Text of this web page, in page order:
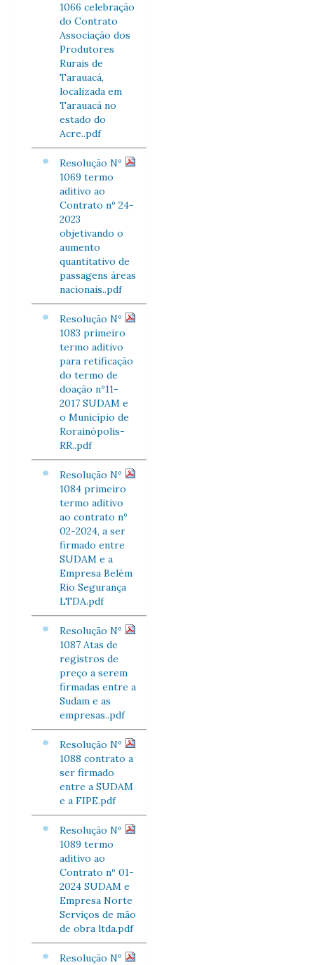
1066 celebração
do Contrato
Associação dos
Produtores
Rurais de
Tarauacá,
localizada em
Tarauacá no
estado do
Acre..pdf
Resolução Nº
1069 termo
aditivo ao
Contrato nº 24-
2023
objetivando o
aumento
quantitativo de
passagens áreas
nacionais..pdf
Resolução Nº
1083 primeiro
termo aditivo
para retificação
do termo de
doação nº11-
2017 SUDAM e
o Município de
Rorainópolis-
RR..pdf
Resolução Nº
1084 primeiro
termo aditivo
ao contrato nº
02-2024, a ser
firmado entre
SUDAM e a
Empresa Belém
Rio Segurança
LTDA.pdf
Resolução Nº
1087 Atas de
registros de
preço a serem
firmadas entre a
Sudam e as
empresas..pdf
Resolução Nº
1088 contrato a
ser firmado
entre a SUDAM
e a FIPE.pdf
Resolução Nº
1089 termo
aditivo ao
Contrato nº 01-
2024 SUDAM e
Empresa Norte
Serviços de mão
de obra ltda.pdf
Resolução Nº